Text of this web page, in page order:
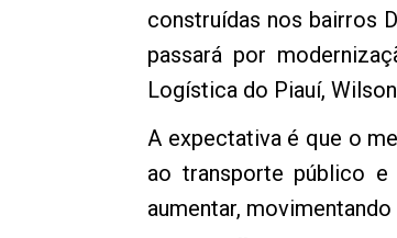
construídas nos bairros
passará por
Logística do Piauí,
A expectativa é que o
ao transporte público e
aumentar,